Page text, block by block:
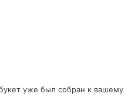
уже был собран к вашему